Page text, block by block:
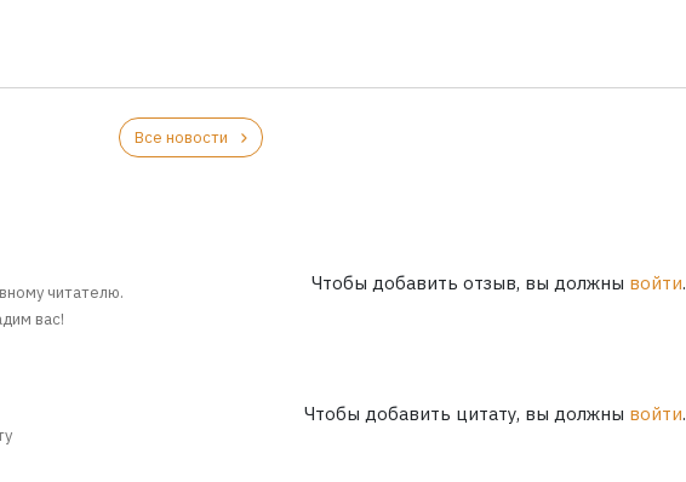
Все новости
читателю.
вас!
Чтобы добавить отзыв, вы должны войти.
Чтобы добавить цитату, вы должны войти.